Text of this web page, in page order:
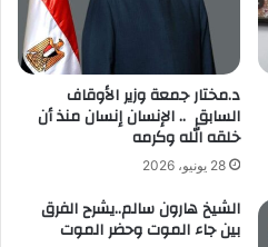
د.مختار جمعة وزير الأوقاف
السابق .. الإنسان إنسان منذ أن
خلقه الله وكرمه
28 يونيو، 2026
الشيخ هارون سالم..يشرح الفرق
بين جاء الموت وحضر الموت